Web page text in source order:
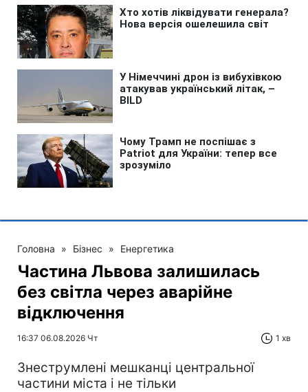
Головна » Бізнес » Енергетика
Частина Львова залишилась
без світла через аварійне
відключення
16:37 06.08.2026 Чт 1 хв
Знеструмлені мешканці центральної
частини міста і не тільки